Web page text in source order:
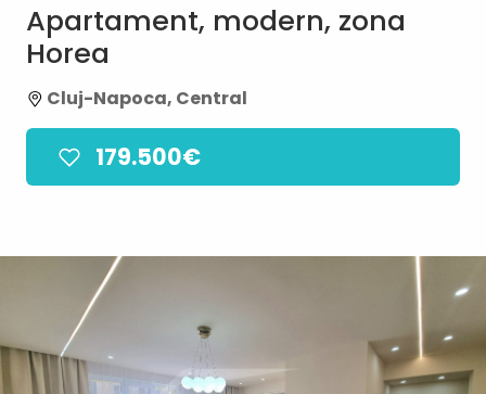
Apartament, modern, zona
Horea
Cluj-Napoca, Central
179.500€